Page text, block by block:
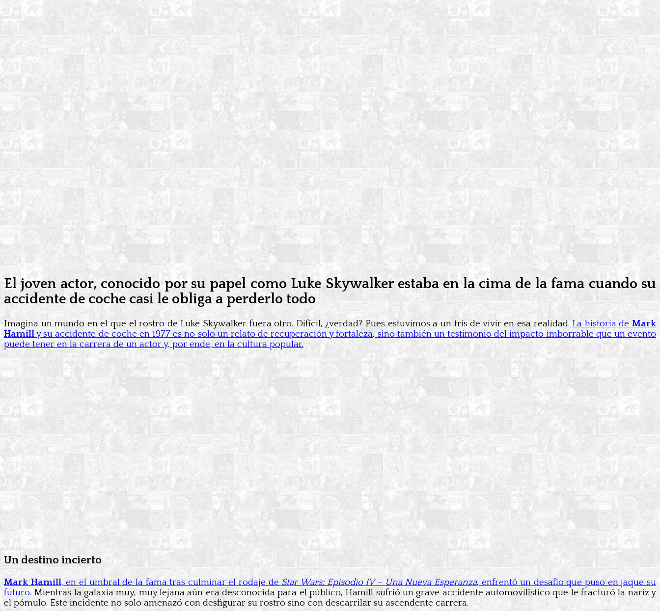
El joven actor, conocido por su papel como Luke Skywalker estaba en la cima de la fama cuando su
accidente de coche casi le obliga a perderlo todo
Imagina un mundo en el que el rostro de Luke Skywalker fuera otro. Difícil, ¿verdad? Pues estuvimos a un tris de vivir en esa realidad. La historia deMark
Hamilly su accidente de coche en 1977 es no solo un relato de recuperación y fortaleza, sino también un testimonio del impacto imborrable que un evento
puede tener en la carrera de un actor y, por ende, en la cultura popular.
Un destino incierto
Mark Hamill, en el umbral de la fama tras culminar el rodaje de Star Wars: Episodio IV – Una Nueva Esperanza, enfrentó un desafío que puso en jaque su
futuro. Mientras la galaxia muy, muy lejana aún era desconocida para el público, Hamill sufrió un grave accidente automovilístico que le fracturó la nariz y
el pómulo. Este incidente no solo amenazó con desfigurar su rostro sino con descarrilar su ascendente carrera.